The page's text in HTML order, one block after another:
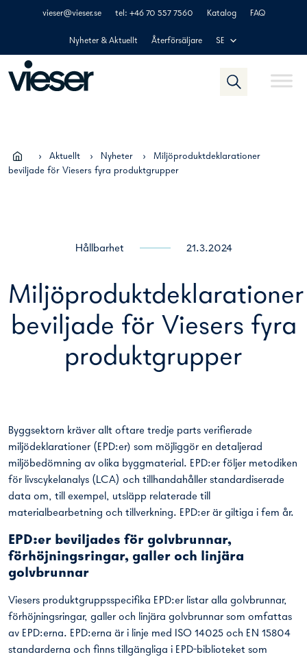
vieser@vieser.se tel: +46 70 557 7560 Katalog FAQ
Nyheter & Aktuellt Återförsäljare SE
› Aktuellt › Nyheter ›
Miljöproduktdeklarationer
beviljade för Viesers fyra produktgrupper
Hållbarhet 21.3.2024
Miljöproduktdeklarationer
beviljade för Viesers fyra
produktgrupper
Byggsektorn kräver allt oftare tredje parts verifierade
miljödeklarationer (EPD:er) som möjliggör en detaljerad
miljöbedömning av olika byggmaterial. EPD:er följer metodiken
för livscykelanalys (LCA) och tillhandahåller standardiserade
data om, till exempel, utsläpp relaterade till
materialbearbetning och tillverkning. EPD:er är giltiga i fem år.
EPD:er beviljades för golvbrunnar,
förhöjningsringar, galler och linjära
golvbrunnar
Viesers produktgruppsspecifika EPD:er listar alla golvbrunnar,
förhöjningsringar, galler och linjära golvbrunnar som omfattas
av EPD:erna. EPD:erna är i linje med ISO 14025 och EN 15804
standarderna och finns tillgängliga i EPD-biblioteket som